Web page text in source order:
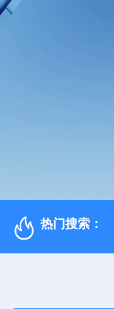
热门搜索：